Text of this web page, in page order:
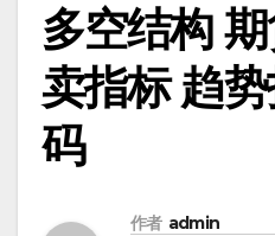
多空结构
卖指标 趋
码
作者 admin